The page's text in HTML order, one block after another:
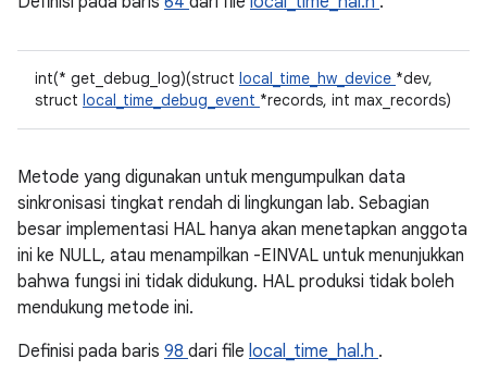
int(* get_debug_log)(struct local_time_hw_device *dev,
struct local_time_debug_event *records, int max_records)
Metode yang digunakan untuk mengumpulkan data
sinkronisasi tingkat rendah di lingkungan lab. Sebagian
besar implementasi HAL hanya akan menetapkan anggota
ini ke NULL, atau menampilkan -EINVAL untuk menunjukkan
bahwa fungsi ini tidak didukung. HAL produksi tidak boleh
mendukung metode ini.
Definisi pada baris 98 dari file local_time_hal.h .